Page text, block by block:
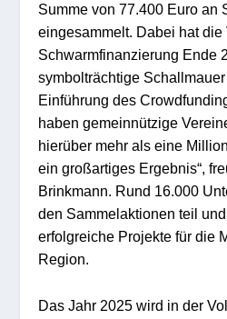
Summe von 77.400 Euro an
eingesammelt. Dabei hat die
Schwarmfinanzierung Ende
symbolträchtige
Einführung des
haben gemeinnützige
hierüber mehr als eine
ein großartiges Ergebnis“,
Brinkmann. Rund 16.000
den Sammelaktionen teil
erfolgreiche Projekte für die
Region.
Das Jahr 2025 wird in der